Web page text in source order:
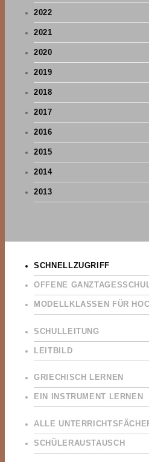
2022
2021
2020
2019
2018
2017
2016
2015
2014
2013
SCHNELLZUGRIFF
OFFENE
MODELLKLASSEN FÜR
SCHULLEITUNG
LEITBILD
GRIECHISCH LERNEN
EIN INSTRUMENT LERNEN
ALLE
SCHÜLERAUSTAUSCH